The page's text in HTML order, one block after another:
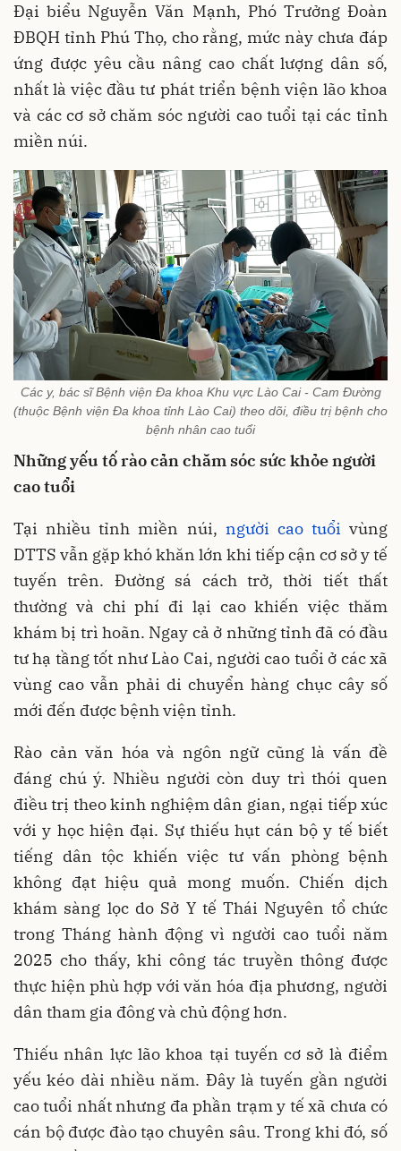
Đại biểu Nguyễn Văn Mạnh, Phó Trưởng Đoàn
ĐBQH tỉnh Phú Thọ, cho rằng, mức này chưa đáp
ứng được yêu cầu nâng cao chất lượng dân số,
nhất là việc đầu tư phát triển bệnh viện lão khoa
và các cơ sở chăm sóc người cao tuổi tại các tỉnh
miền núi.
Các y, bác sĩ Bệnh viện Đa khoa Khu vực Lào Cai - Cam Đường
(thuộc Bệnh viện Đa khoa tỉnh Lào Cai) theo dõi, điều trị bệnh cho
bệnh nhân cao tuổi
Những yếu tố rào cản chăm sóc sức khỏe người
cao tuổi
Tại nhiều tỉnh miền núi, người cao tuổi vùng
DTTS vẫn gặp khó khăn lớn khi tiếp cận cơ sở y tế
tuyến trên. Đường sá cách trở, thời tiết thất
thường và chi phí đi lại cao khiến việc thăm
khám bị trì hoãn. Ngay cả ở những tỉnh đã có đầu
tư hạ tầng tốt như Lào Cai, người cao tuổi ở các xã
vùng cao vẫn phải di chuyển hàng chục cây số
mới đến được bệnh viện tỉnh.
Rào cản văn hóa và ngôn ngữ cũng là vấn đề
đáng chú ý. Nhiều người còn duy trì thói quen
điều trị theo kinh nghiệm dân gian, ngại tiếp xúc
với y học hiện đại. Sự thiếu hụt cán bộ y tế biết
tiếng dân tộc khiến việc tư vấn phòng bệnh
không đạt hiệu quả mong muốn. Chiến dịch
khám sàng lọc do Sở Y tế Thái Nguyên tổ chức
trong Tháng hành động vì người cao tuổi năm
2025 cho thấy, khi công tác truyền thông được
thực hiện phù hợp với văn hóa địa phương, người
dân tham gia đông và chủ động hơn.
Thiếu nhân lực lão khoa tại tuyến cơ sở là điểm
yếu kéo dài nhiều năm. Đây là tuyến gần người
cao tuổi nhất nhưng đa phần trạm y tế xã chưa có
cán bộ được đào tạo chuyên sâu. Trong khi đó, số